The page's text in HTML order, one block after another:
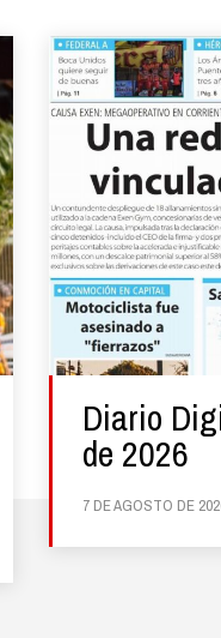
Diario
de 2026
7 DE AGOSTO DE